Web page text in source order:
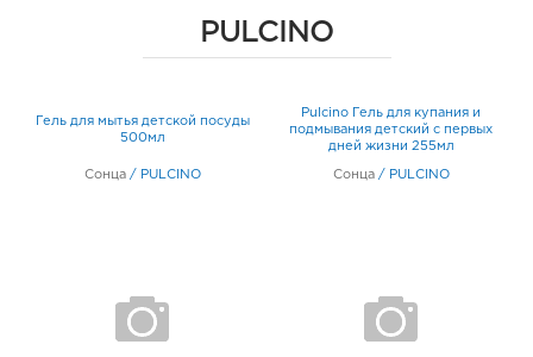
PULCINO
Гель для мытья детской посуды
500мл
Сонца / PULCINO
Pulcino Гель для купания и
подмывания детский с первых
дней жизни 255мл
Сонца / PULCINO